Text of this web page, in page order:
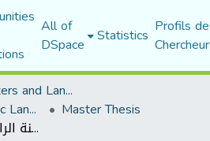
All of
DSpace Statistics Profils
Faculty of Letters and Languages
Department of Arabic Language and Literature Master Thesis
المقاربة بالكفاءات و دورها في حل إشكالية تعليمية النحو العربي السنة الرابعة متوسط -أنموذجا-